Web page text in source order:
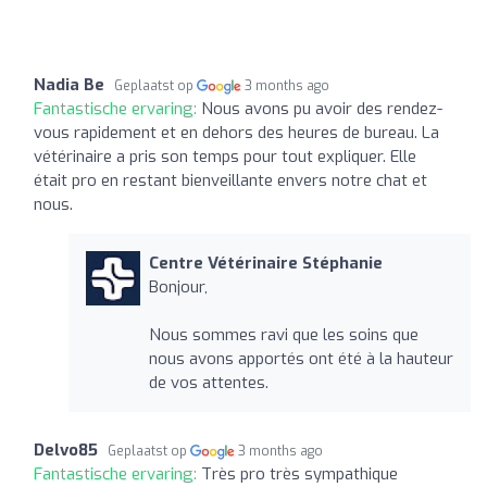
Nadia Be Geplaatst op 3 months ago
Fantastische ervaring: Nous avons pu avoir des rendez-
vous rapidement et en dehors des heures de bureau. La
vétérinaire a pris son temps pour tout expliquer. Elle
était pro en restant bienveillante envers notre chat et
nous.
Centre Vétérinaire Stéphanie
Bonjour,
Nous sommes ravi que les soins que
nous avons apportés ont été à la hauteur
de vos attentes.
Delvo85 Geplaatst op 3 months ago
Fantastische ervaring: Très pro très sympathique